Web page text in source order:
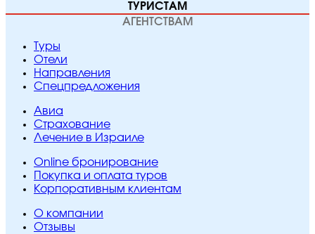
ТУРИСТАМ
АГЕНТСТВАМ
Туры
Отели
Направления
Спецпредложения
Авиа
Страхование
Лечение в Израиле
Online бронирование
Покупка и оплата туров
Корпоративным клиентам
O компании
Отзывы